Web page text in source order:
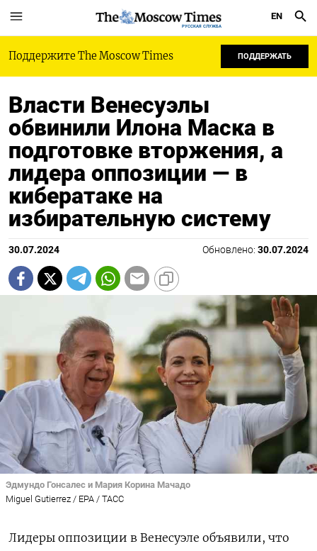
РУССКАЯ СЛУЖБА
EN
Поддержите The Moscow Times ПОДДЕРЖАТЬ
Власти Венесуэлы
обвинили Илона Маска в
подготовке вторжения, а
лидера оппозиции — в
кибератаке на
избирательную систему
30.07.2024 Обновлено: 30.07.2024
Эдмундо Гонсалес и Мария Корина Мачадо
Miguel Gutierrez / EPA / ТАСС
Лидеры оппозиции в Венесуэле объявили, что